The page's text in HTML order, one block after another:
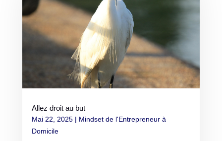
Allez droit au but
Mai 22, 2025| Mindset de l'Entrepreneur à
Domicile